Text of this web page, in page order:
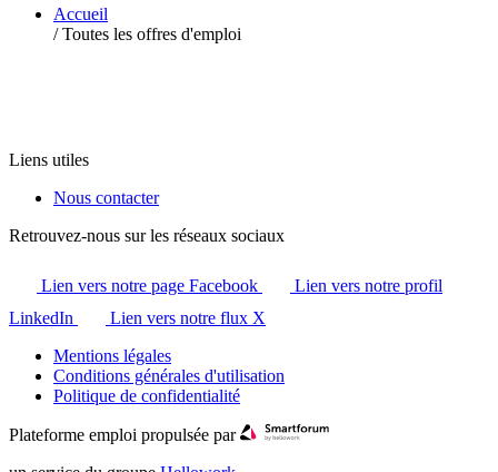
Accueil
/ Toutes les offres d'emploi
Liens utiles
Nous contacter
Retrouvez-nous sur les réseaux sociaux
Lien vers notre page Facebook
Lien vers notre profil
LinkedIn
Lien vers notre flux X
Mentions légales
Conditions générales d'utilisation
Politique de confidentialité
Plateforme emploi propulsée par